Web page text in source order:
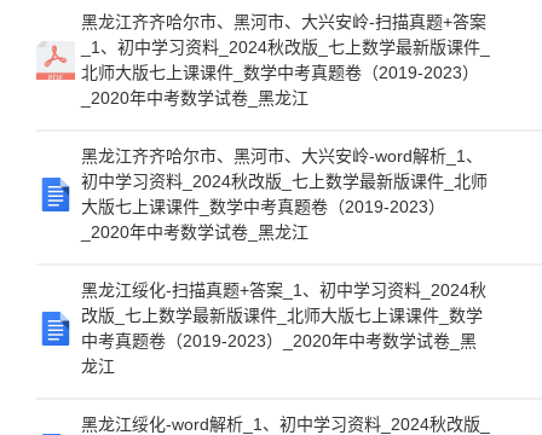
黑龙江齐齐哈尔市、黑河市、大兴安岭-扫描真题+答案
_1、初中学习资料_2024秋改版_七上数学最新版课件_
北师大版七上课课件_数学中考真题卷（2019-2023）
_2020年中考数学试卷_黑龙江
黑龙江齐齐哈尔市、黑河市、大兴安岭-word解析_1、
初中学习资料_2024秋改版_七上数学最新版课件_北师
大版七上课课件_数学中考真题卷（2019-2023）
_2020年中考数学试卷_黑龙江
黑龙江绥化-扫描真题+答案_1、初中学习资料_2024秋
改版_七上数学最新版课件_北师大版七上课课件_数学
中考真题卷（2019-2023）_2020年中考数学试卷_黑
龙江
黑龙江绥化-word解析_1、初中学习资料_2024秋改版_